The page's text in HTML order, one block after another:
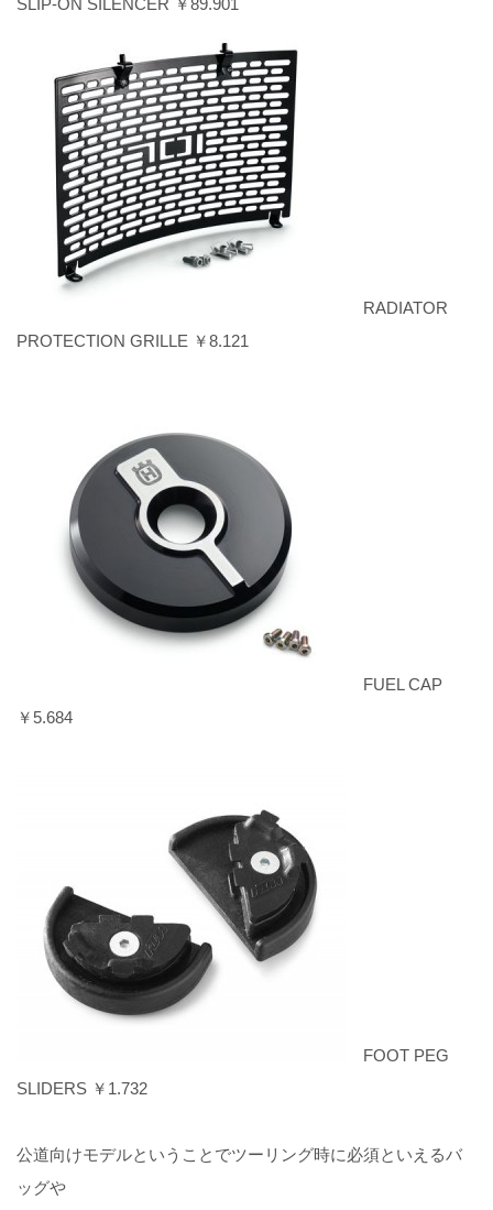
SLIP-ON SILENCER ￥89.901
RADIATOR
PROTECTION GRILLE ￥8.121
FUEL CAP
￥5.684
FOOT PEG
SLIDERS ￥1.732
公道向けモデルということでツーリング時に必須といえるバ
ッグや